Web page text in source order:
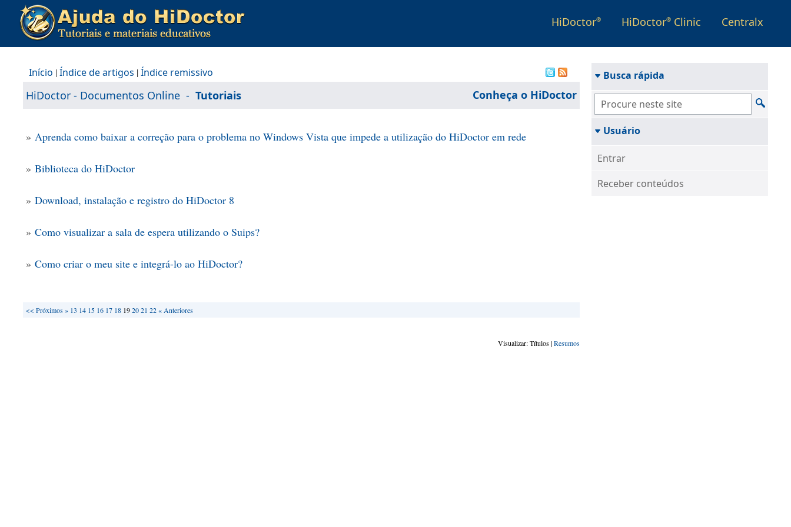
HiDoctor® HiDoctor® Clinic Centralx
Início |Índice de artigos |Índice remissivo
Conheça o HiDoctor
HiDoctor - Documentos Online - Tutoriais
» Aprenda como baixar a correção para o problema no Windows Vista que impede a utilização do HiDoctor em rede
» Biblioteca do HiDoctor
» Download, instalação e registro do HiDoctor 8
» Como visualizar a sala de espera utilizando o Suips?
» Como criar o meu site e integrá-lo ao HiDoctor?
<< Próximos » 13 14 15 16 17 18 192021 22« Anteriores
Visualizar: Títulos |Resumos
Busca rápida
Usuário
Entrar
Receber conteúdos